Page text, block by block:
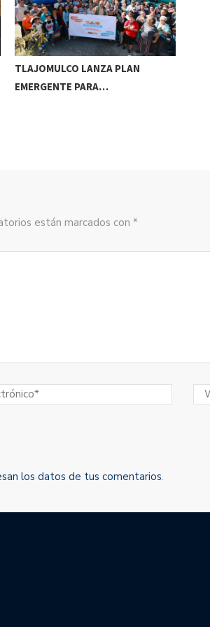
TLAJOMULCO LANZA PLAN
EMERGENTE PARA…
están marcados con *
los datos de tus comentarios.